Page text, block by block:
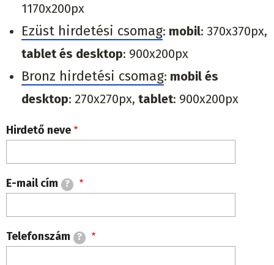
1170x200px
Ezüst hirdetési csomag: mobil: 370x370px,
tablet és desktop: 900x200px
Bronz hirdetési csomag: mobil és
desktop: 270x270px, tablet: 900x200px
Hirdető neve
E-mail cím ?
Telefonszám ?